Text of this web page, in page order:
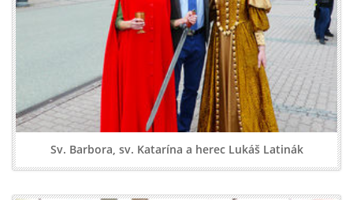
Sv. Barbora, sv. Katarína a herec Lukáš Latinák